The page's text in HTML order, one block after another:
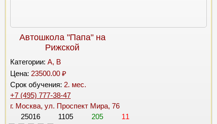
Автошкола "Папа" на
Рижской
Категории: A, B
Цена: 23500.00 ₽
Срок обучения: 2. мес.
+7 (495) 777-38-47
г. Москва, ул. Проспект Мира, 76
25016
1105 205
11